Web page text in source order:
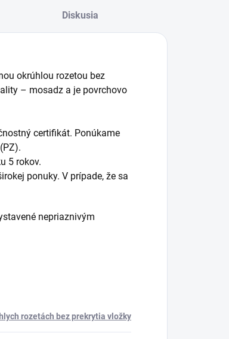
Diskusia
okrúhlou rozetou bez
– mosadz a je povrchovo
certifikát. Ponúkame
5 rokov.
ponuky. V prípade, že sa
nepriaznivým
rozetách bez prekrytia vložky